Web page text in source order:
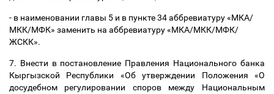
- в наименовании главы 5 и в пункте 34 аббревиатуру «МКА/
МКК/МФК» заменить на аббревиатуру «МКА/МКК/МФК/
ЖСКК».
7. Внести в постановление Правления Национального банка
Кыргызской Республики «Об утверждении Положения «О
досудебном регулировании споров между Национальным